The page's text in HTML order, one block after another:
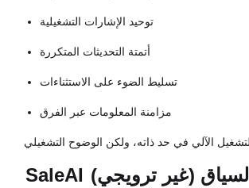
توحيد الإشارات التشغيلية
أتمتة التحديثات المتكررة
تسليط الضوء على الاستثناءات
مزامنة المعلومات عبر الفرق
SaleAI السياق (غير ترويجي)